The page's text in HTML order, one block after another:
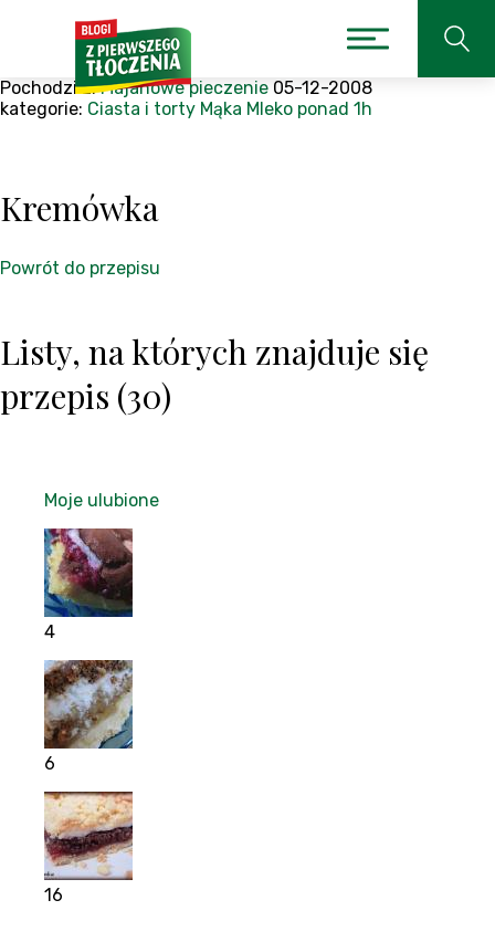
Pochodzi z:Majanowe pieczenie 05-12-2008
kategorie: Ciasta i torty Mąka Mleko ponad 1h
Kremówka
Powrót do przepisu
Listy, na których znajduje się
przepis (30)
Moje ulubione
4
6
16